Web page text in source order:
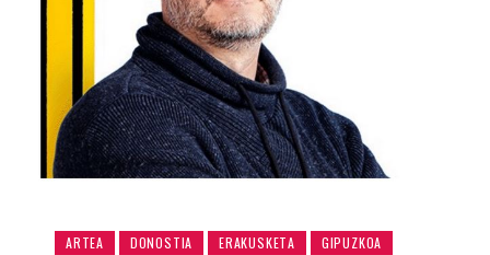
ARTEA DONOSTIA ERAKUSKETA
GIPUZKOA